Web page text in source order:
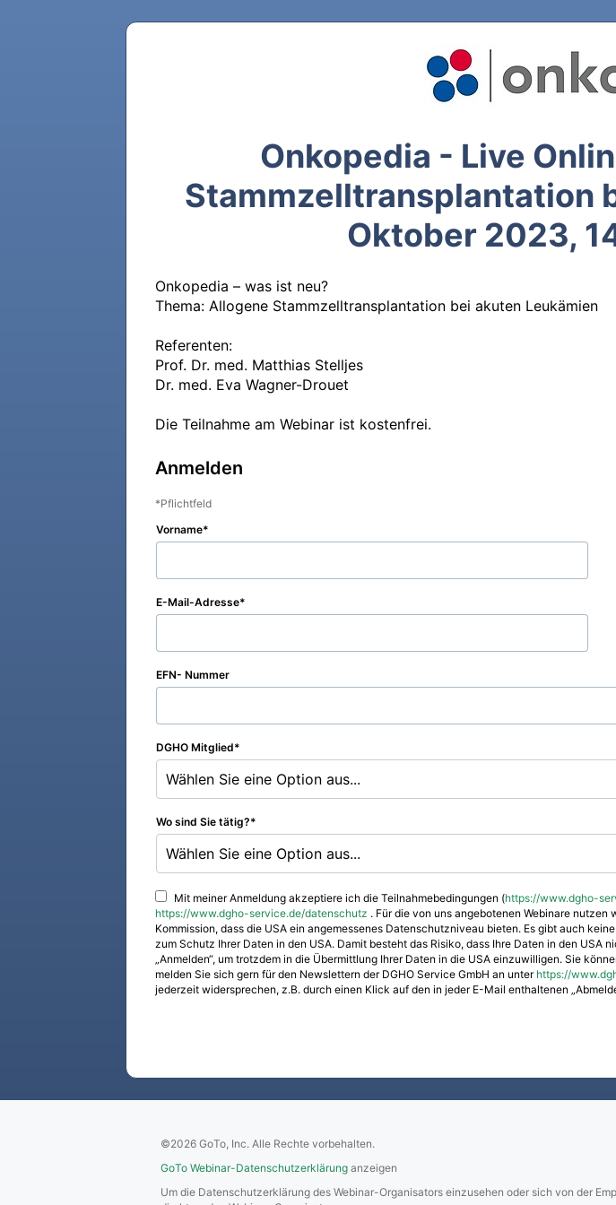
Onkopedia - Live
Stammzelltransplantation
Oktober 2023,
Onkopedia – was ist neu?
Thema: Allogene Stammzelltransplantation bei akuten Leukämien
Referenten:
Prof. Dr. med. Matthias Stelljes
Dr. med. Eva Wagner-Drouet
Die Teilnahme am Webinar ist kostenfrei.
Anmelden
Pflichtfeld
Vorname
E-Mail-Adresse
EFN- Nummer
DGHO Mitglied
Wählen Sie eine Option aus...
Wo sind Sie tätig?
Wählen Sie eine Option aus...
Mit meiner Anmeldung akzeptiere ich die Teilnahmebedingungen (https://www.dgho-
https://www.dgho-service.de/datenschutz . Für die von uns angebotenen Webinare nutzen
Kommission, dass die USA ein angemessenes Datenschutzniveau bieten. Es gibt auch
zum Schutz Ihrer Daten in den USA. Damit besteht das Risiko, dass Ihre Daten in den
„Anmelden“, um trotzdem in die Übermittlung Ihrer Daten in die USA einzuwilligen. Sie
melden Sie sich gern für den Newslettern der DGHO Service GmbH an unter https://
jederzeit widersprechen, z.B. durch einen Klick auf den in jeder E-Mail enthaltenen
©2026 GoTo, Inc. Alle Rechte vorbehalten.
GoTo Webinar-Datenschutzerklärung anzeigen
Um die Datenschutzerklärung des Webinar-Organisators einzusehen oder sich von der